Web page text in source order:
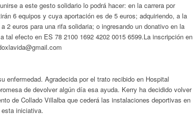
a este gesto solidario lo podrá hacer: en la carrera por
6 equipos y cuya aportación es de 5 euros; adquiriendo, a la
2 euros para una rifa solidaria; o ingresando un donativo en la
tal efecto en ES 78 2100 1692 4202 0015 6599.La inscripción en
enfermedad. Agradecida por el trato recibido en Hospital
de devolver algún día esa ayuda. Kerry ha decidido volver
de Collado Villalba que cederá las instalaciones deportivas en
iniciativa.